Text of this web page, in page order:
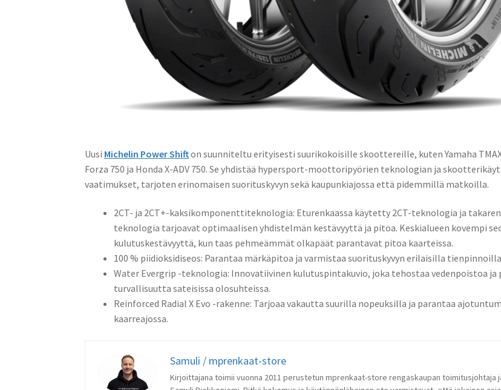
Uusi Michelin Power Shifton suunniteltu erityisesti suurikokoisille skoottereille, kuten Yamaha
Forza 750 ja Honda X-ADV 750. Se yhdistää hypersport-moottoripyörien teknologian ja
vaatimukset, tarjoten erinomaisen suorituskyvyn sekä kaupunkiajossa että pidemmillä matkoilla.
2CT- ja 2CT+-kaksikomponenttiteknologia: Eturenkaassa käytetty 2CT-teknologia ja
teknologia tarjoavat optimaalisen yhdistelmän kestävyyttä ja pitoa. Keskialueen kovempi
kulutuskestävyyttä, kun taas pehmeämmät olkapäät parantavat pitoa kaarteissa.
100 % piidioksidiseos: Parantaa märkäpitoa ja varmistaa suorituskyvyn erilaisilla
Water Evergrip -teknologia: Innovatiivinen kulutuspintakuvio, joka tehostaa vedenpoistoa ja
turvallisuutta sateisissa olosuhteissa.
Reinforced Radial X Evo -rakenne: Tarjoaa vakautta suurilla nopeuksilla ja parantaa
kaarreajossa.
Samuli / mprenkaat-store
Kirjoittajana toimii vuonna 2011 perustetun mprenkaat-store rengaskaupan toimitusjohtaja